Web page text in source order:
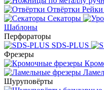
Отвёртки
Секаторы
Шаблоны
Перфораторы
SDS-PLUS
Фрезеры
Шуруповёрты